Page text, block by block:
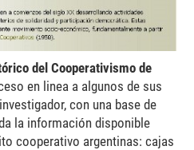
del Cooperativismo de
en linea a algunos de sus
con una base de
la información disponible
cooperativo argentinas: cajas